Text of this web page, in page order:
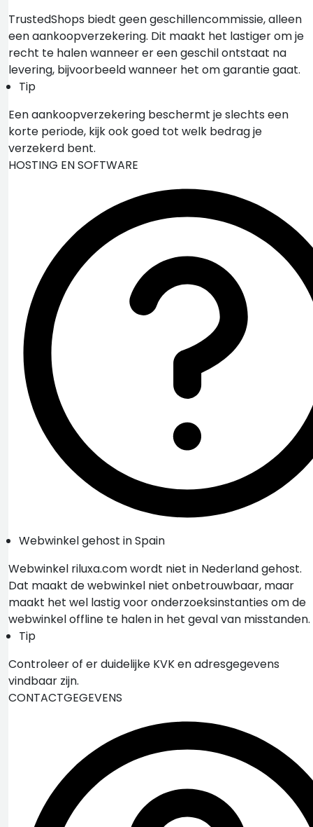
TrustedShops biedt geen geschillencommissie, alleen
een aankoopverzekering. Dit maakt het lastiger om je
recht te halen wanneer er een geschil ontstaat na
levering, bijvoorbeeld wanneer het om garantie gaat.
Tip
Een aankoopverzekering beschermt je slechts een
korte periode, kijk ook goed tot welk bedrag je
verzekerd bent.
HOSTING EN SOFTWARE
Webwinkel gehost in Spain
Webwinkel riluxa.com wordt niet in Nederland gehost.
Dat maakt de webwinkel niet onbetrouwbaar, maar
maakt het wel lastig voor onderzoeksinstanties om de
webwinkel offline te halen in het geval van misstanden.
Tip
Controleer of er duidelijke KVK en adresgegevens
vindbaar zijn.
CONTACTGEGEVENS